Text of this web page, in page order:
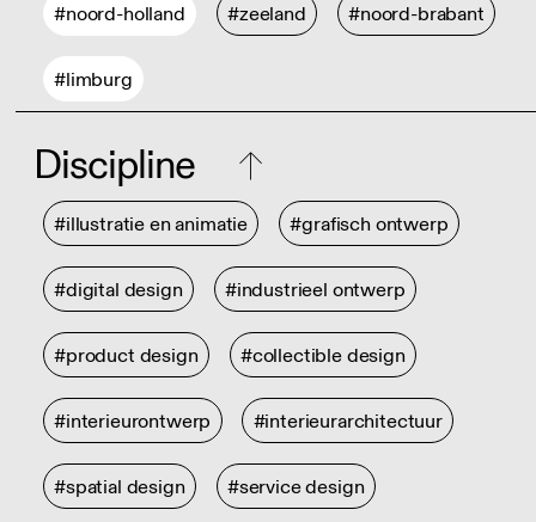
#noord-holland #zeeland #noord-brabant
#limburg
Discipline
#illustratie en animatie #grafisch ontwerp
#digital design #industrieel ontwerp
#product design #collectible design
#interieurontwerp #interieurarchitectuur
#spatial design #service design